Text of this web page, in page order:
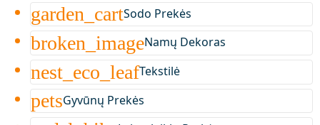
garden_cartSodo Prekės
broken_imageNamų Dekoras
nest_eco_leafTekstilė
petsGyvūnų Prekės